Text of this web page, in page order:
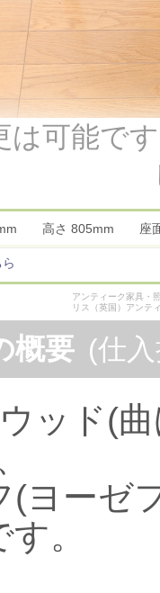
は可能で
高さ 805mm 座
アンティーク家具・
リス（英国）アンテ
概要 (仕
ッド(
(ヨーゼ
。